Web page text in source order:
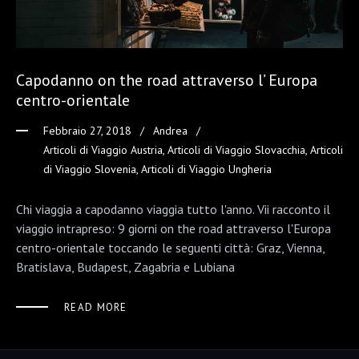
Capodanno on the road attraverso l’ Europa
centro-orientale
Febbraio 27, 2018
Andrea
Articoli di Viaggio Austria Articoli di Viaggio Slovacchia Articoli
di Viaggio Slovenia Articoli di Viaggio Ungheria
Chi viaggia a capodanno viaggia tutto l'anno. Vii racconto il
viaggio intrapreso: 9 giorni on the road attraverso l'Europa
centro-orientale toccando le seguenti città: Graz, Vienna,
Bratislava, Budapest, Zagabria e Lubiana
READ MORE